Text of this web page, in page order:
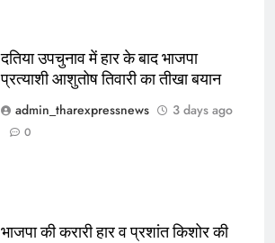
दतिया उपचुनाव में हार के बाद भाजपा
प्रत्याशी आशुतोष तिवारी का तीखा बयान
admin_tharexpressnews
3 days ago
0
भाजपा की करारी हार व प्रशांत किशोर की